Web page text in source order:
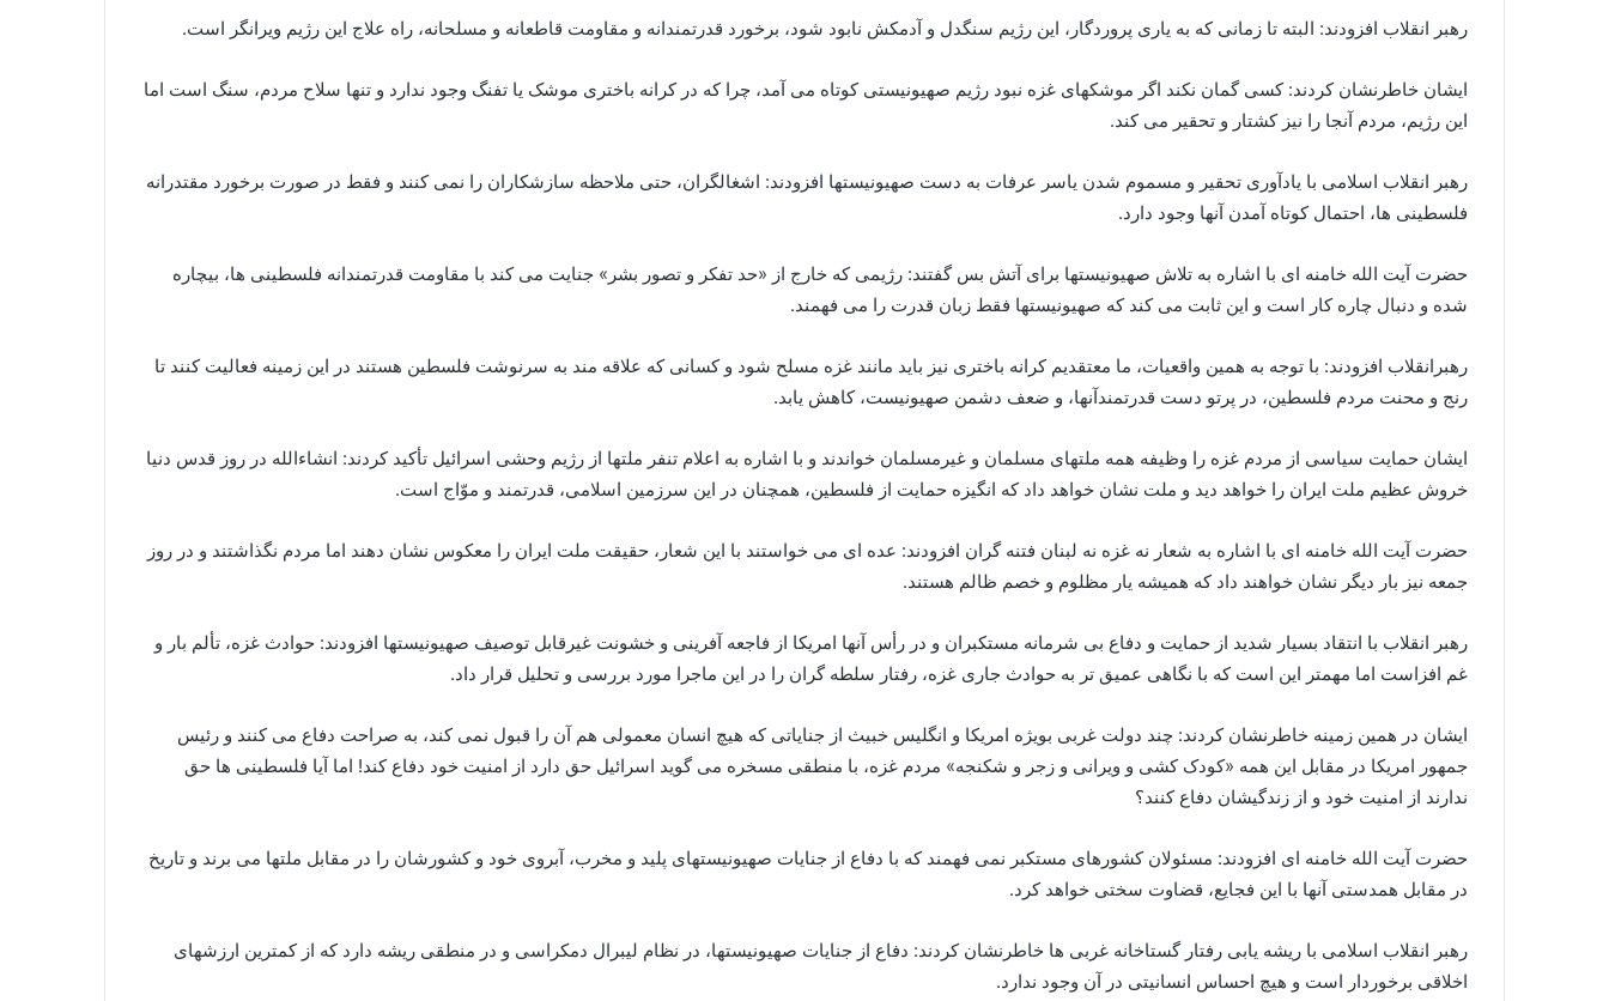
رهبر انقلاب افزودند: البته تا زمانی که به یاری پروردگار، این رژیم سنگدل و آدمکش نابود شود، برخورد قدرتمندانه و مقاومت قاطعانه و مسلحانه، راه علاج این رژیم ویرانگر است.
ایشان خاطرنشان کردند: کسی گمان نکند اگر موشکهای غزه نبود رژیم صهیونیستی کوتاه می آمد، چرا که در کرانه باختری موشک یا تفنگ وجود ندارد و تنها سلاح مردم، سنگ است اما
این رژیم، مردم آنجا را نیز کشتار و تحقیر می کند.
رهبر انقلاب اسلامی با یادآوری تحقیر و مسموم شدن یاسر عرفات به دست صهیونیستها افزودند: اشغالگران، حتی ملاحظه سازشکاران را نمی کنند و فقط در صورت برخورد مقتدرانه
فلسطینی ها، احتمال کوتاه آمدن آنها وجود دارد.
حضرت آیت الله خامنه ای با اشاره به تلاش صهیونیستها برای آتش بس گفتند: رژیمی که خارج از «حد تفکر و تصور بشر» جنایت می کند با مقاومت قدرتمندانه فلسطینی ها، بیچاره
شده و دنبال چاره کار است و این ثابت می کند که صهیونیستها فقط زبان قدرت را می فهمند.
رهبرانقلاب افزودند: با توجه به همین واقعیات، ما معتقدیم کرانه باختری نیز باید مانند غزه مسلح شود و کسانی که علاقه مند به سرنوشت فلسطین هستند در این زمینه فعالیت کنند تا
رنج و محنت مردم فلسطین، در پرتو دست قدرتمندآنها، و ضعف دشمن صهیونیست، کاهش یابد.
ایشان حمایت سیاسی از مردم غزه را وظیفه همه ملتهای مسلمان و غیرمسلمان خواندند و با اشاره به اعلام تنفر ملتها از رژیم وحشی اسرائیل تأکید کردند: انشاءالله در روز قدس دنیا
خروش عظیم ملت ایران را خواهد دید و ملت نشان خواهد داد که انگیزه حمایت از فلسطین، همچنان در این سرزمین اسلامی، قدرتمند و موّاج است.
حضرت آیت الله خامنه ای با اشاره به شعار نه غزه نه لبنان فتنه گران افزودند: عده ای می خواستند با این شعار، حقیقت ملت ایران را معکوس نشان دهند اما مردم نگذاشتند و در روز
جمعه نیز بار دیگر نشان خواهند داد که همیشه یار مظلوم و خصم ظالم هستند.
رهبر انقلاب با انتقاد بسیار شدید از حمایت و دفاع بی شرمانه مستکبران و در رأس آنها امریکا از فاجعه آفرینی و خشونت غیرقابل توصیف صهیونیستها افزودند: حوادث غزه، تألم بار و
غم افزاست اما مهمتر این است که با نگاهی عمیق تر به حوادث جاری غزه، رفتار سلطه گران را در این ماجرا مورد بررسی و تحلیل قرار داد.
ایشان در همین زمینه خاطرنشان کردند: چند دولت غربی بویژه امریکا و انگلیس خبیث از جنایاتی که هیچ انسان معمولی هم آن را قبول نمی کند، به صراحت دفاع می کنند و رئیس
جمهور امریکا در مقابل این همه «کودک کشی و ویرانی و زجر و شکنجه» مردم غزه، با منطقی مسخره می گوید اسرائیل حق دارد از امنیت خود دفاع کند! اما آیا فلسطینی ها حق
ندارند از امنیت خود و از زندگیشان دفاع کنند؟
حضرت آیت الله خامنه ای افزودند: مسئولان کشورهای مستکبر نمی فهمند که با دفاع از جنایات صهیونیستهای پلید و مخرب، آبروی خود و کشورشان را در مقابل ملتها می برند و تاریخ
در مقابل همدستی آنها با این فجایع، قضاوت سختی خواهد کرد.
رهبر انقلاب اسلامی با ریشه یابی رفتار گستاخانه غربی ها خاطرنشان کردند: دفاع از جنایات صهیونیستها، در نظام لیبرال دمکراسی و در منطقی ریشه دارد که از کمترین ارزشهای
اخلاقی برخوردار است و هیچ احساس انسانیتی در آن وجود ندارد.